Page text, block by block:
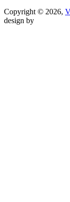
Copyright © 2026,
design by